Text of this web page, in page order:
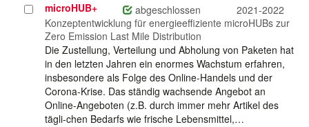
Projekt
auswählen
microHUB+ abgeschlossen
2021-2022
Konzeptentwicklung für energieeffiziente microHUBs zur
Zero Emission Last Mile Distribution
Die Zustellung, Verteilung und Abholung von Paketen hat
in den letzten Jahren ein enormes Wachstum erfahren,
insbesondere als Folge des Online-Handels und der
Corona-Krise. Das ständig wachsende Angebot an
Online-Angeboten (z.B. durch immer mehr Artikel des
tägli-chen Bedarfs wie frische Lebensmittel,…